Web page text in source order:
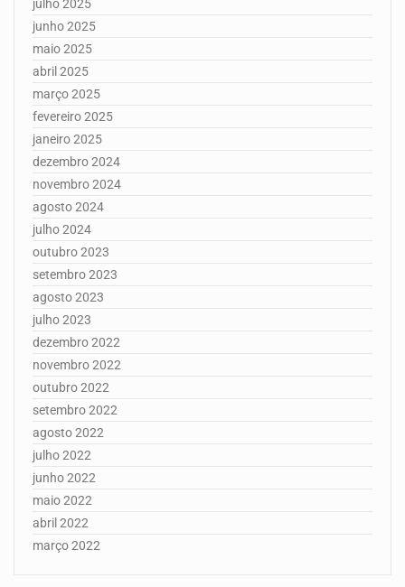
julho 2025
junho 2025
maio 2025
abril 2025
março 2025
fevereiro 2025
janeiro 2025
dezembro 2024
novembro 2024
agosto 2024
julho 2024
outubro 2023
setembro 2023
agosto 2023
julho 2023
dezembro 2022
novembro 2022
outubro 2022
setembro 2022
agosto 2022
julho 2022
junho 2022
maio 2022
abril 2022
março 2022